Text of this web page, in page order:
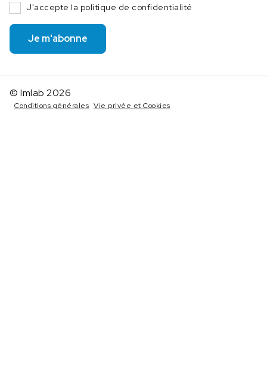
J'accepte la politique de confidentialité
Je m'abonne
© Imlab 2026
Conditions générales Vie privée et Cookies